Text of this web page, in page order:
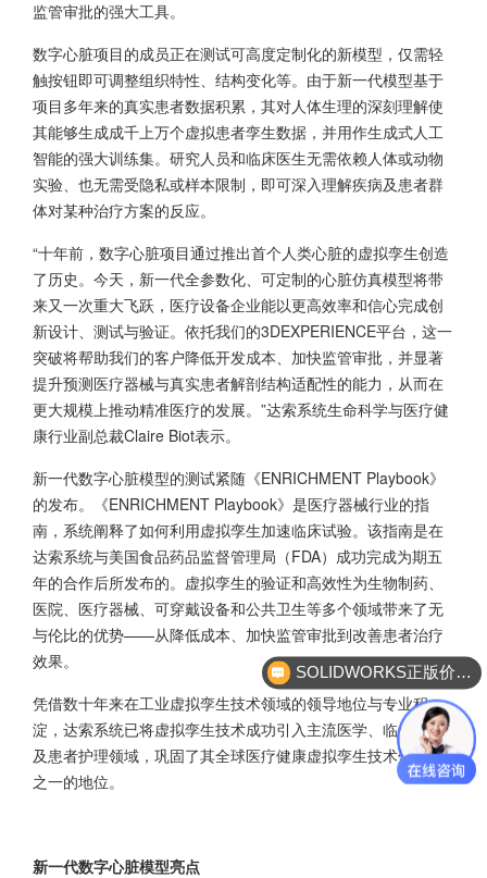
监管审批的强大工具。
数字心脏项目的成员正在测试可高度定制化的新模型，仅需轻
触按钮即可调整组织特性、结构变化等。由于新一代模型基于
项目多年来的真实患者数据积累，其对人体生理的深刻理解使
其能够生成成千上万个虚拟患者孪生数据，并用作生成式人工
智能的强大训练集。研究人员和临床医生无需依赖人体或动物
实验、也无需受隐私或样本限制，即可深入理解疾病及患者群
体对某种治疗方案的反应。
“十年前，数字心脏项目通过推出首个人类心脏的虚拟孪生创造
了历史。今天，新一代全参数化、可定制的心脏仿真模型将带
来又一次重大飞跃，医疗设备企业能以更高效率和信心完成创
新设计、测试与验证。依托我们的3DEXPERIENCE平台，这一
突破将帮助我们的客户降低开发成本、加快监管审批，并显著
提升预测医疗器械与真实患者解剖结构适配性的能力，从而在
更大规模上推动精准医疗的发展。”达索系统生命科学与医疗健
康行业副总裁Claire Biot表示。
新一代数字心脏模型的测试紧随《ENRICHMENT Playbook》
的发布。《ENRICHMENT Playbook》是医疗器械行业的指
南，系统阐释了如何利用虚拟孪生加速临床试验。该指南是在
达索系统与美国食品药品监督管理局（FDA）成功完成为期五
年的合作后所发布的。虚拟孪生的验证和高效性为生物制药、
医院、医疗器械、可穿戴设备和公共卫生等多个领域带来了无
与伦比的优势——从降低成本、加快监管审批到改善患者治疗
效果。
凭借数十年来在工业虚拟孪生技术领域的领导地位与专业积
淀，达索系统已将虚拟孪生技术成功引入主流医学、临床试验
及患者护理领域，巩固了其全球医疗健康虚拟孪生技术领军者
之一的地位。
新一代数字心脏模型亮点
SOLIDWORKS正版价格？